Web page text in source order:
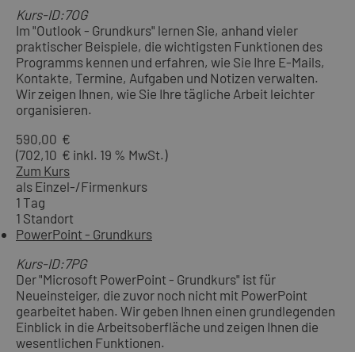
Kurs-ID:7OG
Im "Outlook - Grundkurs" lernen Sie, anhand vieler
praktischer Beispiele, die wichtigsten Funktionen des
Programms kennen und erfahren, wie Sie Ihre E-Mails,
Kontakte, Termine, Aufgaben und Notizen verwalten.
Wir zeigen Ihnen, wie Sie Ihre tägliche Arbeit leichter
organisieren.
590,00 €
(702,10 € inkl. 19 % MwSt.)
Zum Kurs
als Einzel-/Firmenkurs
1 Tag
1 Standort
PowerPoint - Grundkurs
Kurs-ID:7PG
Der "Microsoft PowerPoint - Grundkurs" ist für
Neueinsteiger, die zuvor noch nicht mit PowerPoint
gearbeitet haben. Wir geben Ihnen einen grundlegenden
Einblick in die Arbeitsoberfläche und zeigen Ihnen die
wesentlichen Funktionen.